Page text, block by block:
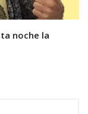
noche la